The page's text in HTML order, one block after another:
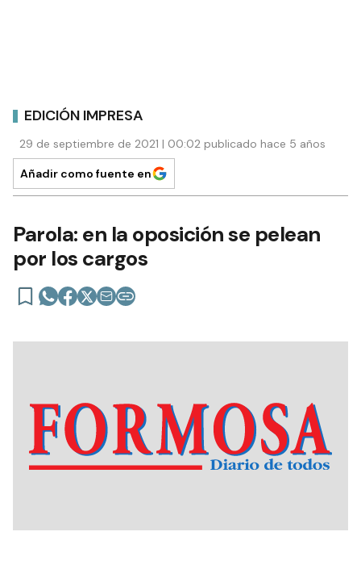
EDICIÓN IMPRESA
29 de septiembre de 2021 | 00:02 publicado hace 5 años
Añadir como fuente en
Parola: en la oposición se pelean
por los cargos